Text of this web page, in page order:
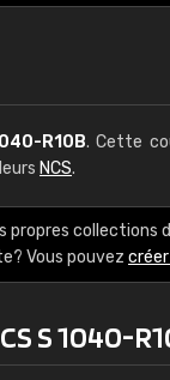
R10B. Cette
NCS.
propres collections
Vous pouvez
S 1040-